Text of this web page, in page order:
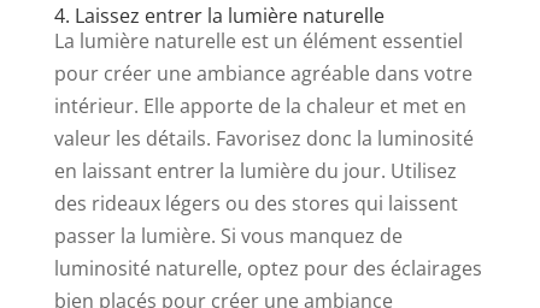
4. Laissez entrer la lumière naturelle
La lumière naturelle est un élément essentiel
pour créer une ambiance agréable dans votre
intérieur. Elle apporte de la chaleur et met en
valeur les détails. Favorisez donc la luminosité
en laissant entrer la lumière du jour. Utilisez
des rideaux légers ou des stores qui laissent
passer la lumière. Si vous manquez de
luminosité naturelle, optez pour des éclairages
bien placés pour créer une ambiance